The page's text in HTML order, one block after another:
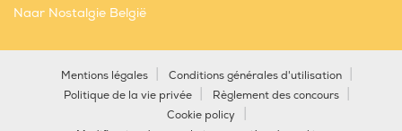
Naar Nostalgie België
Mentions légales
Conditions générales d'utilisation
Politique de la vie privée
Règlement des concours
Cookie policy